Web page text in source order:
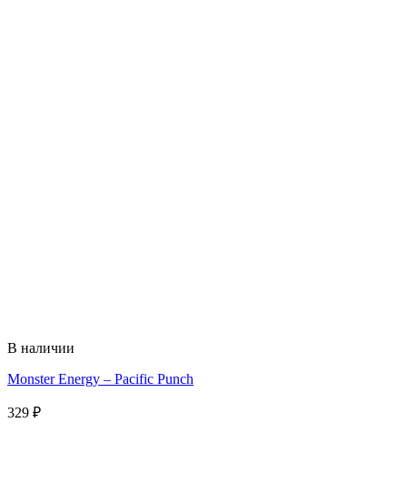
В наличии
Monster Energy – Pacific Punch
329 ₽